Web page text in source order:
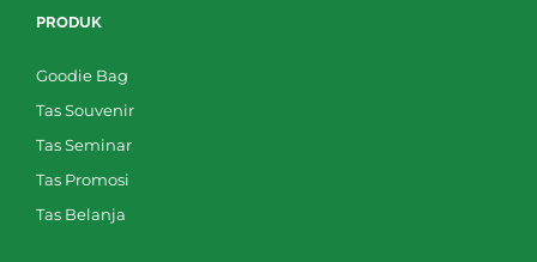
PRODUK
Goodie Bag
Tas Souvenir
Tas Seminar
Tas Promosi
Tas Belanja